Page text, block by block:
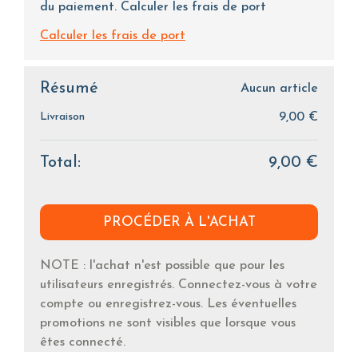
du paiement. Calculer les frais de port
Calculer les frais de port
Résumé Aucun article
Livraison 9,00 €
Total: 9,00 €
PROCÉDER À L'ACHAT
NOTE : l'achat n'est possible que pour les
utilisateurs enregistrés. Connectez-vous à votre
compte ou enregistrez-vous. Les éventuelles
promotions ne sont visibles que lorsque vous
êtes connecté.